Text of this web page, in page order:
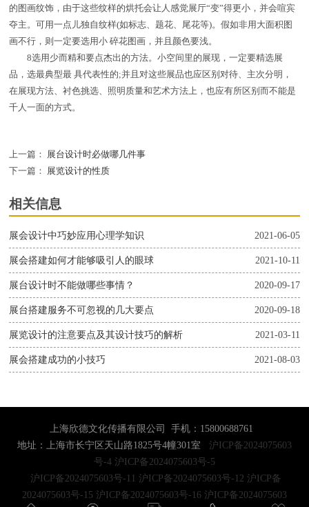
的图画纹饰，由于这些纹样的烘托会让人感觉展厅“变”得更小，并会喧宾
夺主。可用一点儿独自纹样(如标志、题花、尾花等)。假如非用大面积图
画不行，则一定要选用小 碎花图画，并且颜色要浅。
8选用少而精和要点杰出的方法。小空间里的展现，一定要精选展
品，选最典型最 具代表性的;并且对这些展品也应区别对待、主次分明，
在展现方法、衬色挑选、照明质量和艺术方法上，也应有所区别而不能是
千人一面的方式。
上一篇：
展台设计时必做哪几件事
下一篇：
展览设计的性质
相关信息
2021-06-05
展会设计中巧妙应用心理学知识
2021-10-11
展会搭建如何才能够吸引人的眼球
2020-09-17
展台设计时不能做哪些事情？
2020-09-18
展台搭建服务不可忽视的几大要点
2021-03-11
展览设计的注意要点及其设计技巧的解析
2021-08-03
展会搭建成功的小技巧
上海欣德文化传播有限公司 手机：15800688761
地址：上海市长宁区天山路1825号4幢301室 沪ICP备2024075603
号-4 沪ICP备2024075603号-5
沪ICP备2024075603号-11 沪ICP备2024075603号-12 沪ICP备
2024075603号-15 沪ICP备2024075603号-16 沪ICP备2024075603